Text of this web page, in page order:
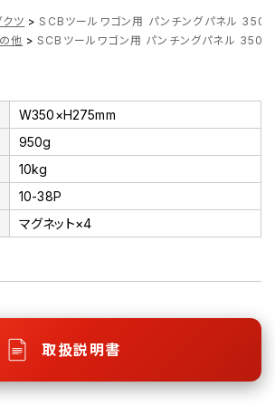
ツ > SCBツールワゴン用 パンチングパネル
他 > SCBツールワゴン用 パンチングパネル
W350×H275mm
950g
10kg
10-38P
マグネット×4
取扱説明書